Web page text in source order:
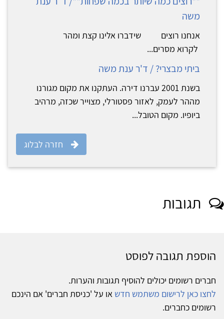
משה
אנחנו רוצים שידברו אלינו קצת ומהר
לקרוא מסרים...
ביתי מבצרי? / ד'ר ענת משה
בשנת 2001 עברנו דירה. העתקנו את מקום מגורנו
מההר לעמק, לאזור פסטורלי, מצוייר שכזה, מרהיב
ביופיו. מקום הטובל...
חזרה לבלוג
תגובות
הוספת תגובה לפוסט
חברים רשומים יכולים להוסיף תגובות והערות.
לחצו כאן לרישום משתמש חדש או על 'כניסת חברים' אם הינכם
רשומים כחברים.